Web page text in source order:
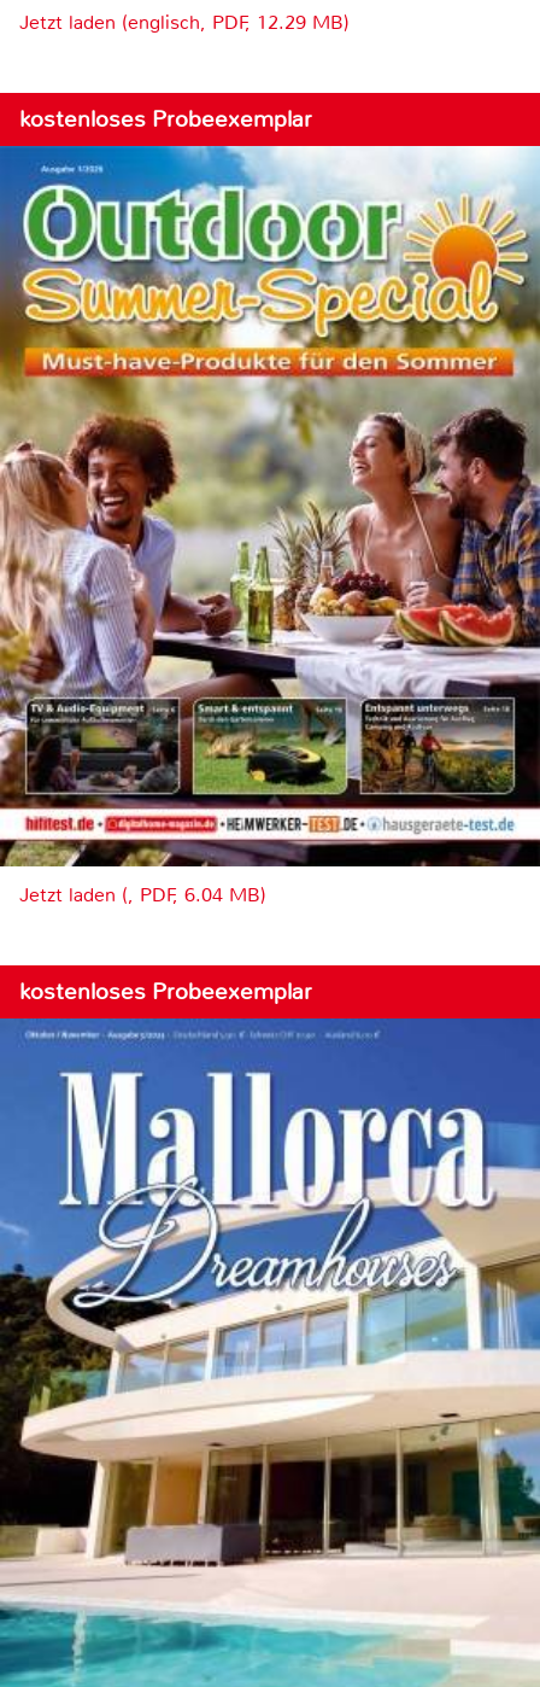
Jetzt laden (englisch, PDF, 12.29 MB)
kostenloses Probeexemplar
Jetzt laden (, PDF, 6.04 MB)
kostenloses Probeexemplar